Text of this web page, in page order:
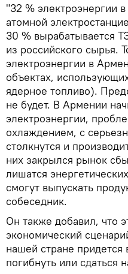
"32 % электроэнергии
атомной
30 % вырабатывается
из российского сырья.
электроэнергии в
объектах,
ядерное топливо).
не будет. В Армении
электроэнергии,
охлаждением, с
столкнутся и
них закрылся рынок
лишатся
смогут выпускать
собеседник.
Он также добавил, что
экономический
нашей стране
погибнуть или сдаться